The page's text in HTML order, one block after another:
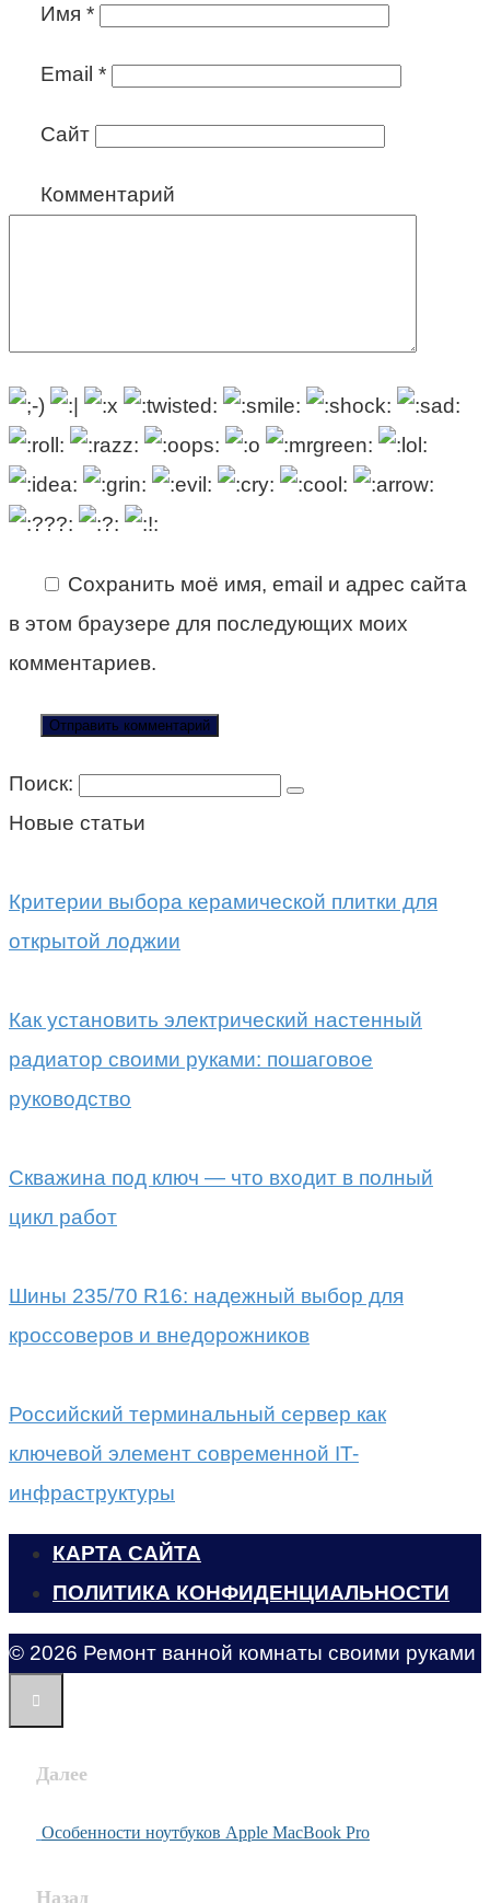
Имя *
Email *
Сайт
Комментарий
Сохранить моё имя, email и адрес сайта
в этом браузере для последующих моих
комментариев.
Поиск:
Новые статьи
Критерии выбора керамической плитки для
открытой лоджии
Как установить электрический настенный
радиатор своими руками: пошаговое
руководство
Скважина под ключ — что входит в полный
цикл работ
Шины 235/70 R16: надежный выбор для
кроссоверов и внедорожников
Российский терминальный сервер как
ключевой элемент современной IT-
инфраструктуры
КАРТА САЙТА
ПОЛИТИКА КОНФИДЕНЦИАЛЬНОСТИ
© 2026 Ремонт ванной комнаты своими руками
Далее
Особенности ноутбуков Apple MacBook Pro
Назад